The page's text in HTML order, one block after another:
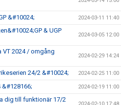
&#10024; 2024-03-11 11:40
& UGP
2024-03-05 12:00
VT 2024 / omgång
2024-02-29 14:24
24/2 &#10024; 2024-02-25 11:00
&#128166; 2024-02-19 11:00
dig till funktionär 17/2